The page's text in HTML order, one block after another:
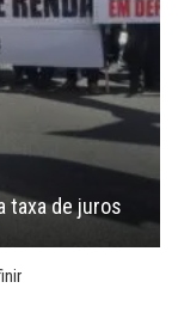
taxa de juros